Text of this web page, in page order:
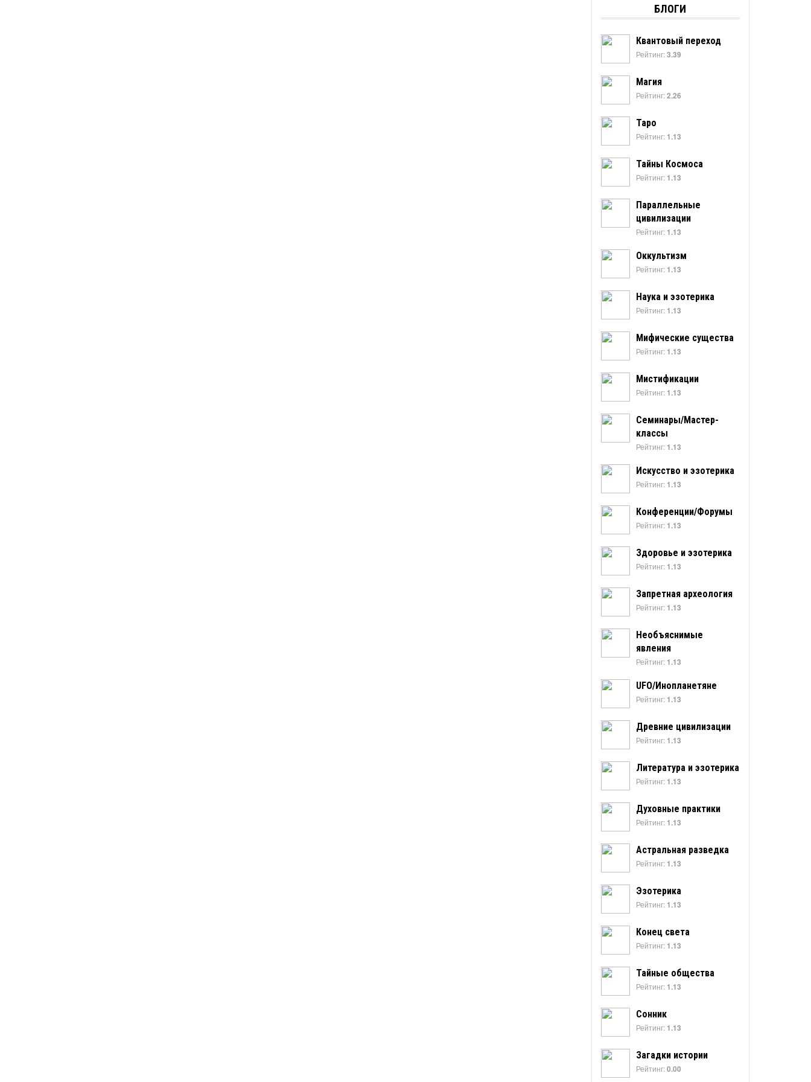
БЛОГИ
Квантовый переход
Рейтинг:3.39
Магия
Рейтинг:2.26
Таро
Рейтинг: 1.13
Тайны Космоса
Рейтинг: 1.13
Параллельные
цивилизации
Рейтинг: 1.13
Оккультизм
Рейтинг: 1.13
Наука и эзотерика
Рейтинг: 1.13
Мифические существа
Рейтинг: 1.13
Мистификации
Рейтинг: 1.13
Семинары/Мастер-
классы
Рейтинг: 1.13
Искусство и эзотерика
Рейтинг: 1.13
Конференции/Форумы
Рейтинг: 1.13
Здоровье и эзотерика
Рейтинг: 1.13
Запретная археология
Рейтинг: 1.13
Необъяснимые
явления
Рейтинг: 1.13
UFO/Инопланетяне
Рейтинг: 1.13
Древние цивилизации
Рейтинг: 1.13
Литература и эзотерика
Рейтинг: 1.13
Духовные практики
Рейтинг: 1.13
Астральная разведка
Рейтинг: 1.13
Эзотерика
Рейтинг: 1.13
Конец света
Рейтинг: 1.13
Тайные общества
Рейтинг: 1.13
Сонник
Рейтинг: 1.13
Загадки истории
Рейтинг:0.00